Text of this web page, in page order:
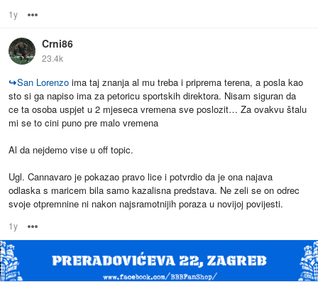
1y
Crni86
23.4k
↪San Lorenzo ima taj znanja al mu treba i priprema terena, a posla kao
sto si ga napiso ima za petoricu sportskih direktora. Nisam siguran da
ce ta osoba uspjet u 2 mjeseca vremena sve poslozit… Za ovakvu štalu
mi se to cini puno pre malo vremena
Al da nejdemo vise u off topic.
Ugl. Cannavaro je pokazao pravo lice i potvrdio da je ona najava
odlaska s maricem bila samo kazalisna predstava. Ne zeli se on odrec
svoje otpremnine ni nakon najsramotnijih poraza u novijoj povijesti.
1y